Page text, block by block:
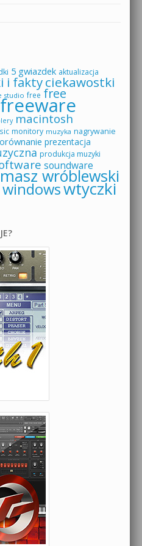
5 gwiazdek aktualizacja
i faktyciekawostki
studio free free
freeware
macintosh
monitory muzyka nagrywanie
prezentacja
produkcja muzyki
soundware
wróblewski
windowswtyczki